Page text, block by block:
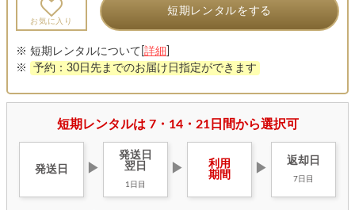
お気に入り
短期レンタルをする
※ 短期レンタルについて[ 詳細
※
予約：30日先までのお届け日指定ができます
短期レンタルは 7・14・21日間から選択可
発送日 ▶
発送日
翌日
1日目
▶
利用
期間
▶
返却日
7日目